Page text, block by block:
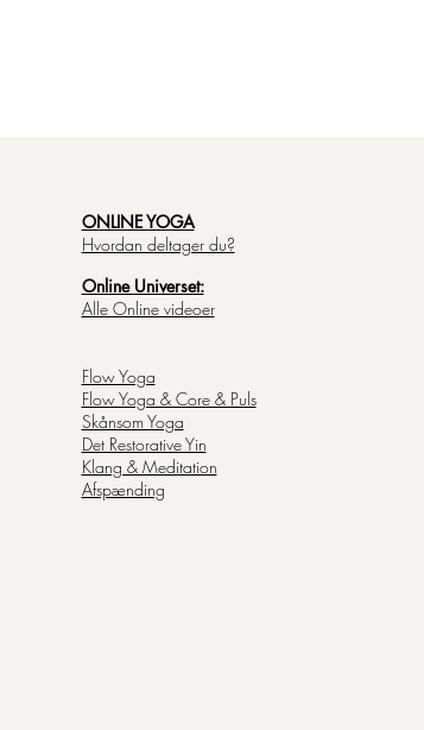
ONLINE YOGA
Hvordan deltager du?
Online Universet:
Alle Online videoer
Flow Yoga
Flow Yoga & Core & Puls
Skånsom Yoga
Det Restorative Yin
Klang & Meditation
Afspænding